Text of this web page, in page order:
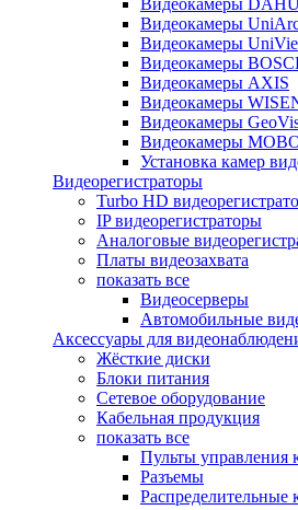
Видеокамеры
Видеокамеры
Видеокамеры
Видеокамеры AXIS
Видеокамеры
Видеокамеры
Видеокамеры
Установка камер
Видеорегистраторы
Turbo HD
IP видеорегистраторы
Аналоговые
Платы видеозахвата
показать все
Видеосерверы
Автомобильные
Аксессуары для
Жёсткие диски
Блоки питания
Сетевое оборудование
Кабельная продукция
показать все
Пульты управления
Разъемы
Распределительные